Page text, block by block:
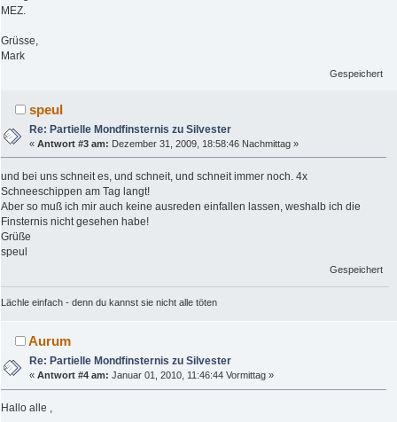
MEZ.
Grüsse,
Mark
Gespeichert
speul
Re: Partielle Mondfinsternis zu Silvester
«Antwort #3 am: Dezember 31, 2009, 18:58:46 Nachmittag »
und bei uns schneit es, und schneit, und schneit immer noch. 4x
Schneeschippen am Tag langt!
Aber so muß ich mir auch keine ausreden einfallen lassen, weshalb ich die
Finsternis nicht gesehen habe!
Grüße
speul
Gespeichert
Lächle einfach - denn du kannst sie nicht alle töten
Aurum
Re: Partielle Mondfinsternis zu Silvester
«Antwort #4 am: Januar 01, 2010, 11:46:44 Vormittag »
Hallo alle ,